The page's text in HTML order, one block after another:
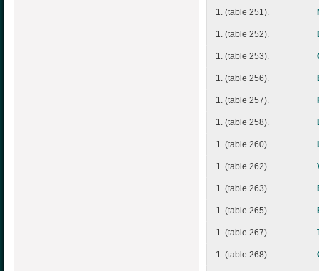
1. (table 251).
1. (table 252).
1. (table 253).
1. (table 256).
1. (table 257).
1. (table 258).
1. (table 260).
1. (table 262).
1. (table 263).
1. (table 265).
1. (table 267).
1. (table 268).